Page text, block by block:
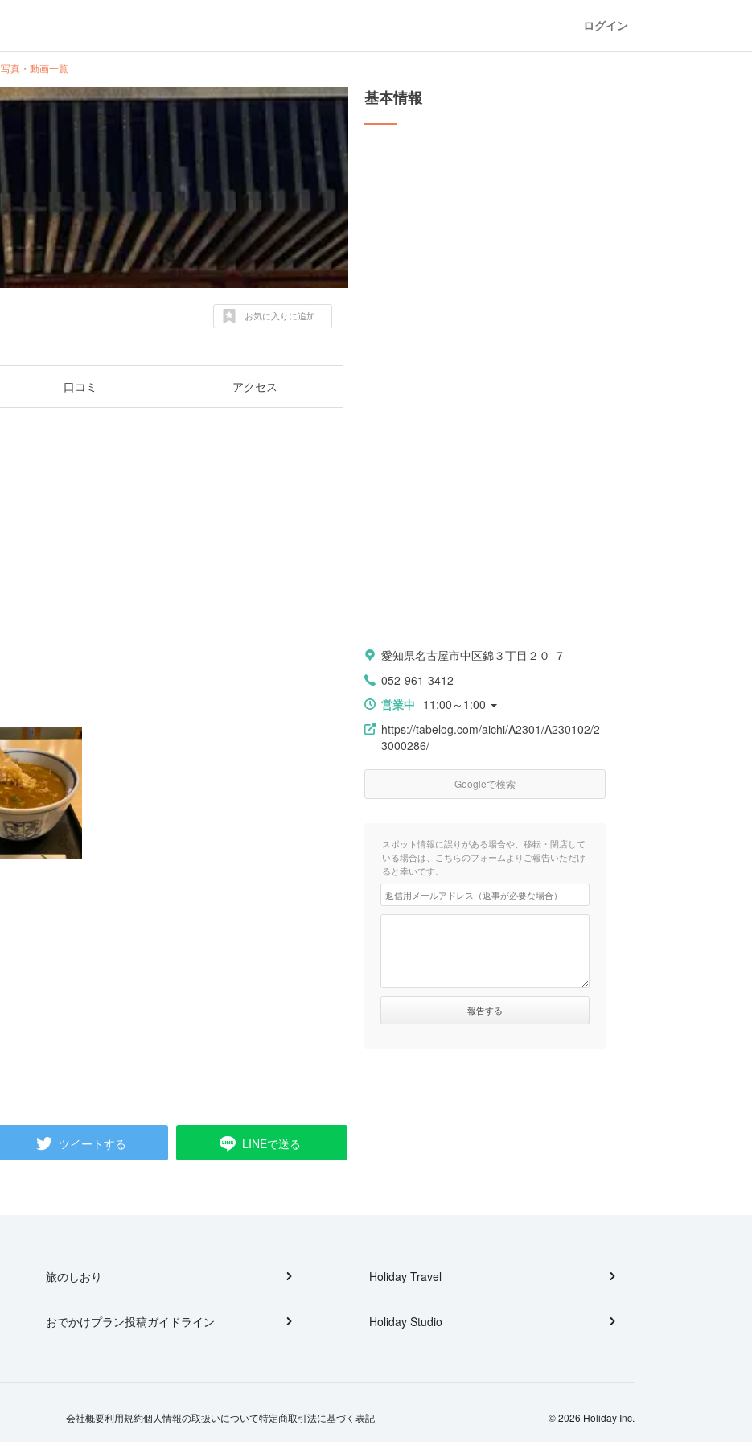
ログイン
写真・動画一覧
お気に入りに追加
口コミ アクセス
ツイートする LINEで送る
基本情報
愛知県名古屋市中区錦３丁目２０-７
052-961-3412
営業中 11:00～1:00
https://tabelog.com/aichi/A2301/A230102/2
3000286/
Googleで検索
スポット情報に誤りがある場合や、移転・閉店して
いる場合は、こちらのフォームよりご報告いただけ
ると幸いです。
旅のしおり
おでかけプラン投稿ガイドライン
Holiday Travel
Holiday Studio
会社概要利用規約個人情報の取扱いについて特定商取引法に基づく表記 © 2026 Holiday Inc.